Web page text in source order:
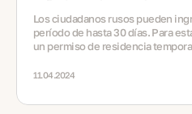
reagrupación familiar o
Los ciudadanos rusos pueden
período de hasta 30 días. Para
un permiso de residencia
inversión.
11.04.2024